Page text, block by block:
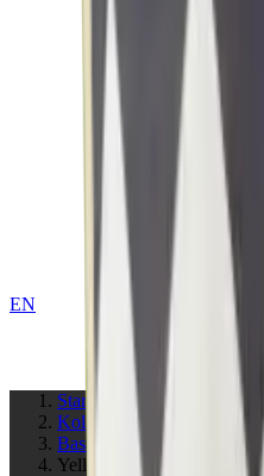
EN
Startseite
Kollektionen
Basic
Yellow